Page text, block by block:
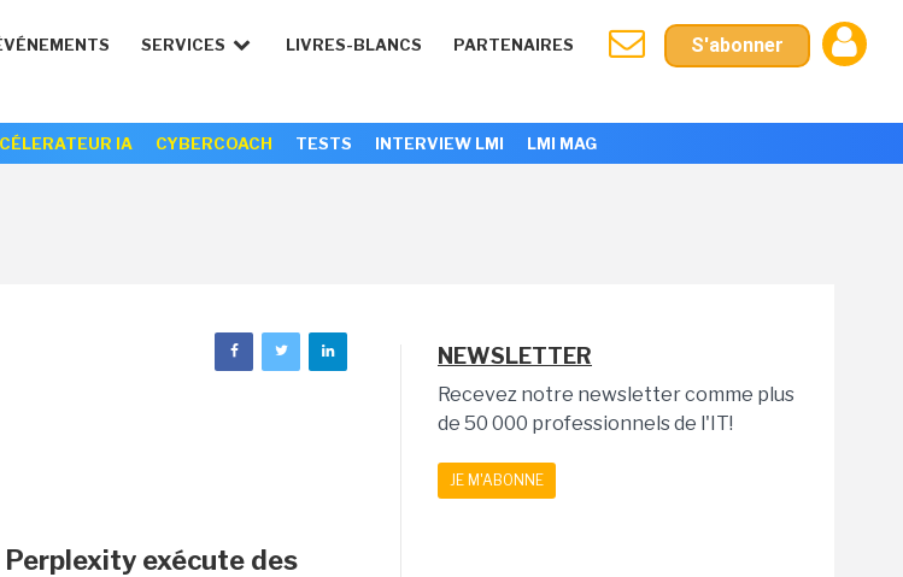
SERVICES LIVRES-BLANCS PARTENAIRES S'abonner
IA CYBERCOACH TESTS INTERVIEW LMI LMI MAG
exécute des
NEWSLETTER
Recevez notre newsletter comme plus
de 50 000 professionnels de l'IT!
JE M'ABONNE